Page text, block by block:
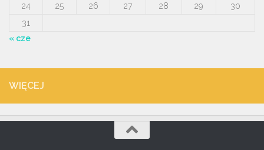
24
25 26 27 28 29
30
31
« cze
WIĘCEJ